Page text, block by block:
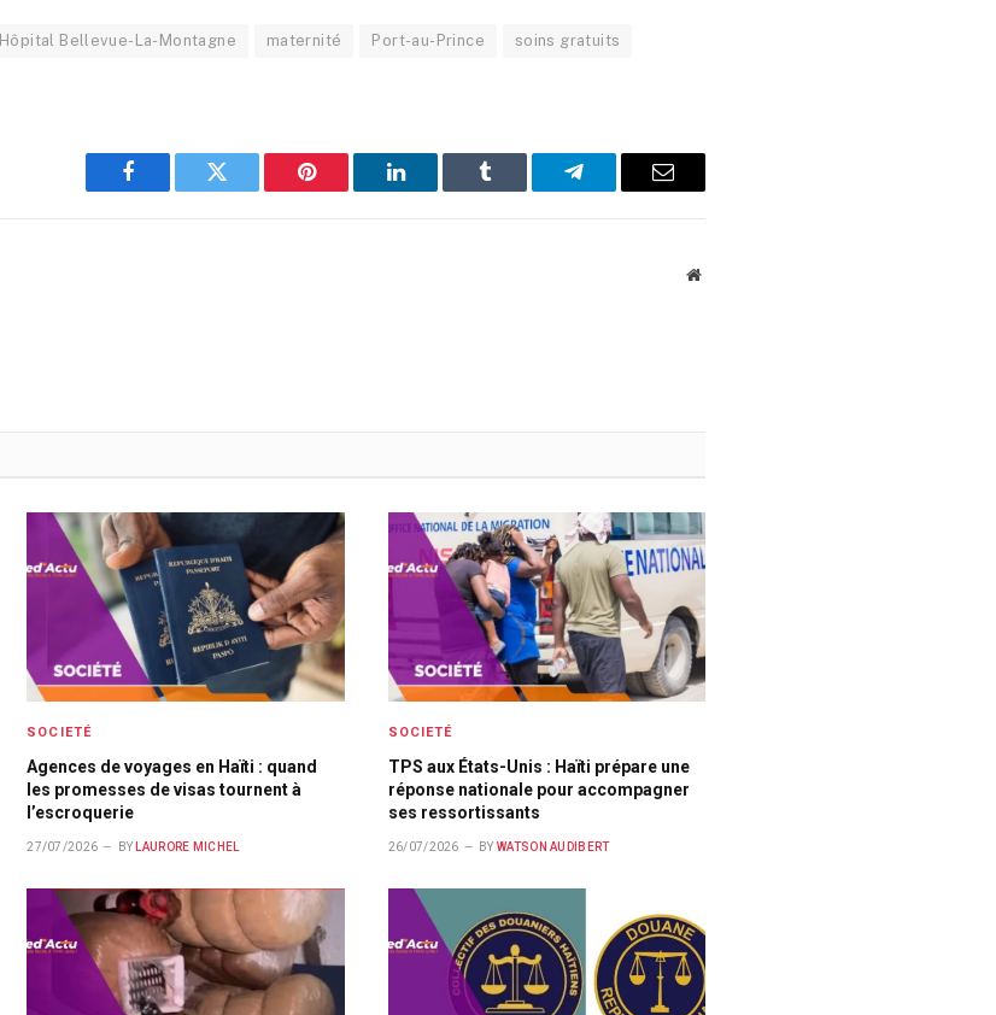
Hôpital Bellevue-La-Montagne maternité Port-au-Prince soins gratuits
Facebook Twitter Pinterest LinkedIn Tumblr Telegram Email
Website
SOCIETÉ
Agences de voyages en Haïti : quand
les promesses de visas tournent à
l’escroquerie
27/07/2026 BY LAURORE MICHEL
SOCIETÉ
TPS aux États-Unis : Haïti prépare une
réponse nationale pour accompagner
ses ressortissants
26/07/2026 BY WATSON AUDIBERT